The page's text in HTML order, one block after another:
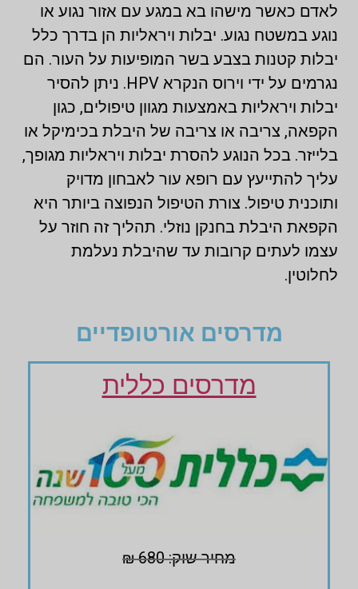
לאדם כאשר מישהו בא במגע עם אזור נגוע או
נוגע במשטח נגוע. יבלות ויראליות הן בדרך כלל
יבלות קטנות בצבע בשר המופיעות על העור. הם
נגרמים על ידי וירוס הנקרא HPV. ניתן להסיר
יבלות ויראליות באמצעות מגוון טיפולים, כגון
הקפאה, צריבה או צריבה של היבלת בכימיקל או
בלייזר. בכל הנוגע להסרת יבלות ויראליות מגופך,
עליך להתייעץ עם רופא עור לאבחון מדויק
ותוכנית טיפול. צורת הטיפול הנפוצה ביותר היא
הקפאת היבלת בחנקן נוזלי. תהליך זה חוזר על
עצמו לעתים קרובות עד שהיבלת נעלמת
לחלוטין.
מדרסים אורטופדיים
מדרסים כללית
מחיר שוק: 680 ₪